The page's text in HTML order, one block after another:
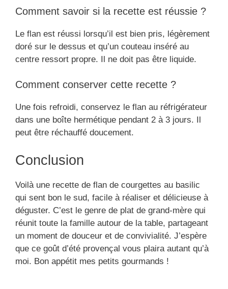
Comment savoir si la recette est réussie ?
Le flan est réussi lorsqu’il est bien pris, légèrement
doré sur le dessus et qu’un couteau inséré au
centre ressort propre. Il ne doit pas être liquide.
Comment conserver cette recette ?
Une fois refroidi, conservez le flan au réfrigérateur
dans une boîte hermétique pendant 2 à 3 jours. Il
peut être réchauffé doucement.
Conclusion
Voilà une recette de flan de courgettes au basilic
qui sent bon le sud, facile à réaliser et délicieuse à
déguster. C’est le genre de plat de grand-mère qui
réunit toute la famille autour de la table, partageant
un moment de douceur et de convivialité. J’espère
que ce goût d’été provençal vous plaira autant qu’à
moi. Bon appétit mes petits gourmands !